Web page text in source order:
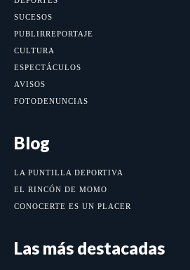
SUCESOS
PUBLIRREPORTAJE
CULTURA
ESPECTÁCULOS
AVISOS
FOTODENUNCIAS
Blog
LA PUNTILLA DEPORTIVA
EL RINCÓN DE MOMO
CONOCERTE ES UN PLACER
Las más destacadas